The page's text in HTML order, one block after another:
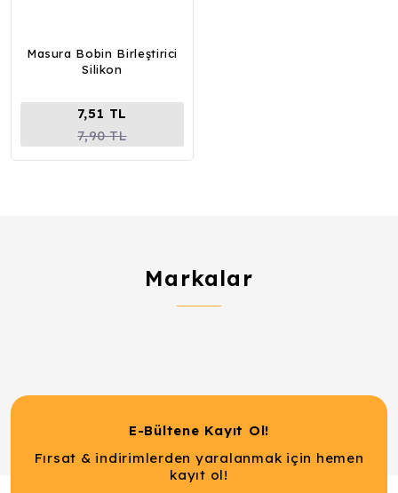
Masura Bobin Birleştirici
Silikon
7,51 TL
7,90 TL
Markalar
E-Bültene Kayıt Ol!
Fırsat & indirimlerden yaralanmak için hemen
kayıt ol!